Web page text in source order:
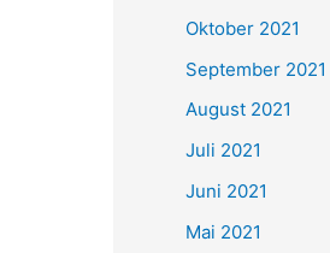
e
n
h
:
Oktober 2021
September 2021
August 2021
Juli 2021
Juni 2021
Mai 2021